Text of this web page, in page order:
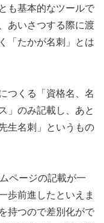
も基本的なツールで
あいさつする際に渡
「たかが名刺」とは
つくる「資格名、名
」のみ記載し、あと
生名刺」というもの
ページの記載が一
歩前進したといえま
持つので差別化がで